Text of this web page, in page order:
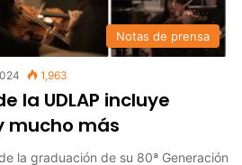
Notas de prensa
1,963
la UDLAP incluye
mucho más
la graduación de su 80ª Generación